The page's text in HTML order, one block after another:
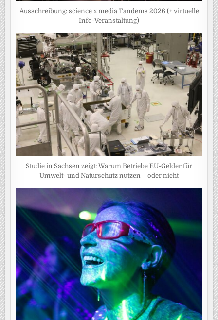
Ausschreibung: science x media Tandems 2026 (+ virtuelle
Info-Veranstaltung)
Studie in Sachsen zeigt: Warum Betriebe EU-Gelder für
Umwelt- und Naturschutz nutzen – oder nicht